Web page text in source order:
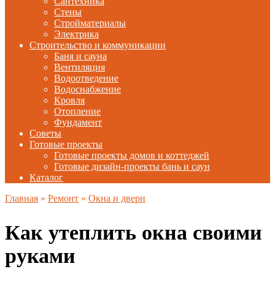
Стены
Стройматериалы
Электрика
Строительство и коммуникации
Баня и сауна
Вентиляция
Водоотведение
Водоснабжение
Кровля
Отопление
Фундамент
Советы
Готовые проекты
Готовые проекты домов и коттеджей
Готовые дизайн-проекты бань и саун
Каталог
Главная » Ремонт » Окна и двери
Как утеплить окна своими
руками